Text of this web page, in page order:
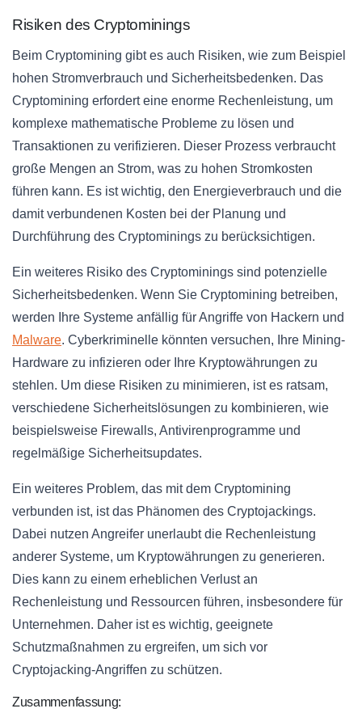
Risiken des Cryptominings
Beim Cryptomining gibt es auch Risiken, wie zum Beispiel
hohen Stromverbrauch und Sicherheitsbedenken. Das
Cryptomining erfordert eine enorme Rechenleistung, um
komplexe mathematische Probleme zu lösen und
Transaktionen zu verifizieren. Dieser Prozess verbraucht
große Mengen an Strom, was zu hohen Stromkosten
führen kann. Es ist wichtig, den Energieverbrauch und die
damit verbundenen Kosten bei der Planung und
Durchführung des Cryptominings zu berücksichtigen.
Ein weiteres Risiko des Cryptominings sind potenzielle
Sicherheitsbedenken. Wenn Sie Cryptomining betreiben,
werden Ihre Systeme anfällig für Angriffe von Hackern und
Malware. Cyberkriminelle könnten versuchen, Ihre Mining-
Hardware zu infizieren oder Ihre Kryptowährungen zu
stehlen. Um diese Risiken zu minimieren, ist es ratsam,
verschiedene Sicherheitslösungen zu kombinieren, wie
beispielsweise Firewalls, Antivirenprogramme und
regelmäßige Sicherheitsupdates.
Ein weiteres Problem, das mit dem Cryptomining
verbunden ist, ist das Phänomen des Cryptojackings.
Dabei nutzen Angreifer unerlaubt die Rechenleistung
anderer Systeme, um Kryptowährungen zu generieren.
Dies kann zu einem erheblichen Verlust an
Rechenleistung und Ressourcen führen, insbesondere für
Unternehmen. Daher ist es wichtig, geeignete
Schutzmaßnahmen zu ergreifen, um sich vor
Cryptojacking-Angriffen zu schützen.
Zusammenfassung: